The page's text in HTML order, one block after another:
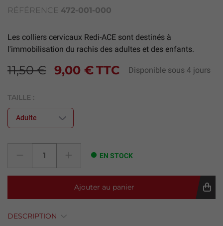
RÉFÉRENCE 472-001-000
Les colliers cervicaux Redi-ACE sont destinés à
l'immobilisation du rachis des adultes et des enfants.
11,50 € 9,00 €TTC Disponible sous 4 jours
TAILLE :
EN STOCK
Ajouter au panier
DESCRIPTION